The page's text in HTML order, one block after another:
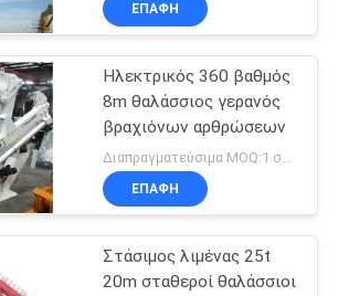
αρπαγή
57
122
ΕΠΑΦΉ
Ηλεκτρικός 360 βαθμός
8m θαλάσσιος γερανός
βραχιόνων αρθρώσεων
ΕΠΑΦΉ
Στάσιμος λιμένας 25t
20m σταθεροί θαλάσσιοι